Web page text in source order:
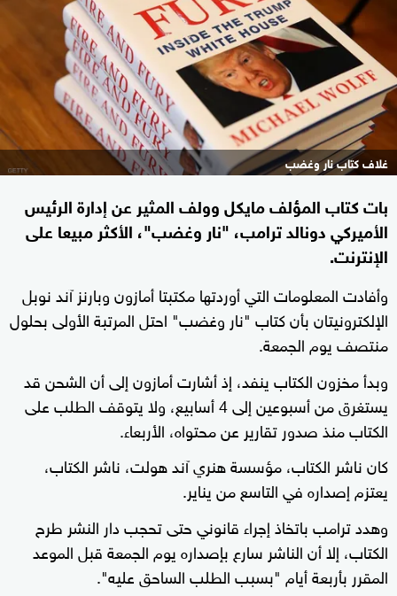
غلاف كتاب نار وغضب
بات كتاب المؤلف مايكل وولف المثير عن إدارة الرئيس
الأميركي دونالد ترامب، "نار وغضب"، الأكثر مبيعا على
الإنترنت.
وأفادت المعلومات التي أوردتها مكتبتا أمازون وبارنز آند نوبل
الإلكترونيتان بأن كتاب "نار وغضب" احتل المرتبة الأولى بحلول
منتصف يوم الجمعة.
وبدأ مخزون الكتاب ينفد، إذ أشارت أمازون إلى أن الشحن قد
يستغرق من أسبوعين إلى 4 أسابيع، ولا يتوقف الطلب على
الكتاب منذ صدور تقارير عن محتواه، الأربعاء.
كان ناشر الكتاب، مؤسسة هنري آند هولت، ناشر الكتاب،
يعتزم إصداره في التاسع من يناير.
وهدد ترامب باتخاذ إجراء قانوني حتى تحجب دار النشر طرح
الكتاب، إلا أن الناشر سارع بإصداره يوم الجمعة قبل الموعد
المقرر بأربعة أيام "بسبب الطلب الساحق عليه".